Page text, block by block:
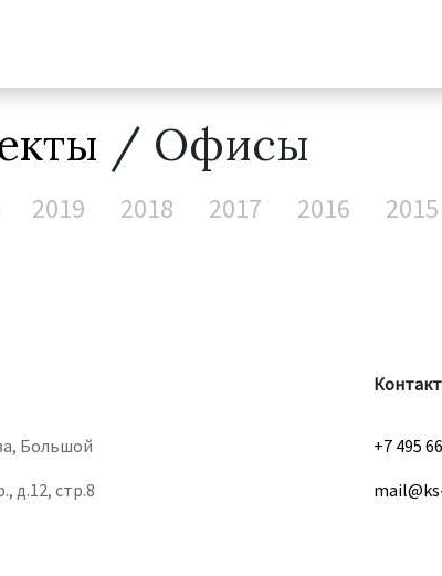
/ Офисы
2019 2018 2017 2016 2015
Большой
д.12, стр.8
+7 495